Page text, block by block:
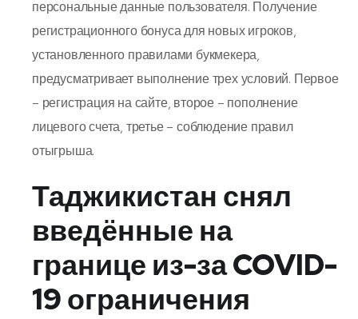
персональные данные пользователя. Получение
регистрационного бонуса для новых игроков,
установленного правилами букмекера,
предусматривает выполнение трех условий. Первое
– регистрация на сайте, второе – пополнение
лицевого счета, третье – соблюдение правил
отыгрыша.
Таджикистан снял
введённые на
границе из-за COVID-
19 ограничения